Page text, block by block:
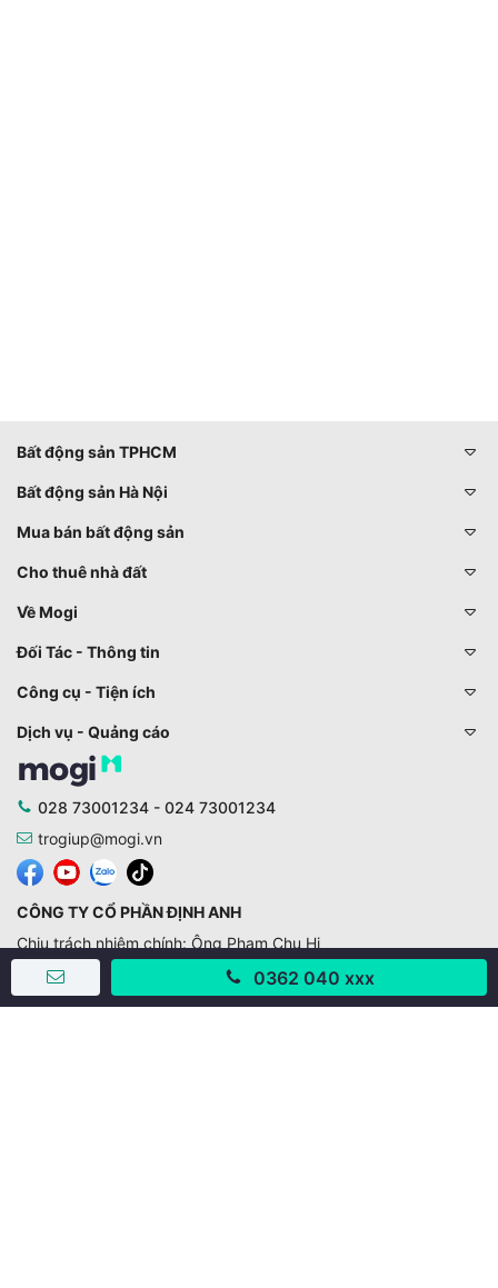
0362 040 xxx
Bất động sản TPHCM
Bất động sản Hà Nội
Mua bán bất động sản
Cho thuê nhà đất
Về Mogi
Đối Tác - Thông tin
Công cụ - Tiện ích
Dịch vụ - Quảng cáo
028 73001234 - 024 73001234
trogiup@mogi.vn
CÔNG TY CỔ PHẦN ĐỊNH ANH
Chịu trách nhiệm chính: Ông Phạm Chu Hi
Giấy phép số: 429/GP-BTTTT do Bộ TTTT cấp ngày
11/10/2019